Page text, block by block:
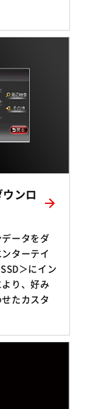
ンロ
ータをダ
ターテイ
＞にイン
り、好み
たカスタ